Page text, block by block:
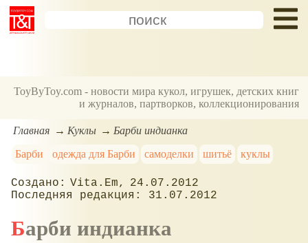
ToyByToy.com - новости мира кукол, игрушек, детских книг
и журналов, партворков, коллекционирования
Главная Куклы
Барби индианка
Барби
одежда для Барби самоделки шитьё куклы
Vita.Em
24.07.2012
31.07.2012
Барби индианка